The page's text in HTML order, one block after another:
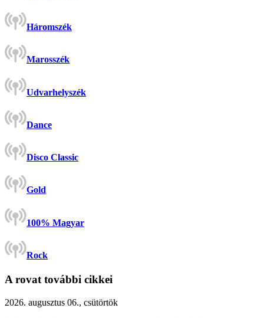
Háromszék
Marosszék
Udvarhelyszék
Dance
Disco Classic
Gold
100% Magyar
Rock
A rovat további cikkei
2026. augusztus 06., csütörtök